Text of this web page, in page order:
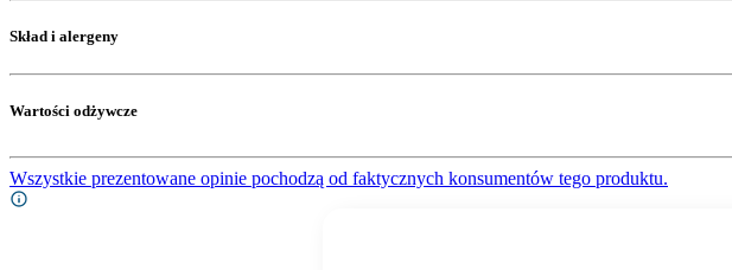
Skład i alergeny
Wartości odżywcze
Wszystkie prezentowane opinie pochodzą od faktycznych konsumentów tego produktu.